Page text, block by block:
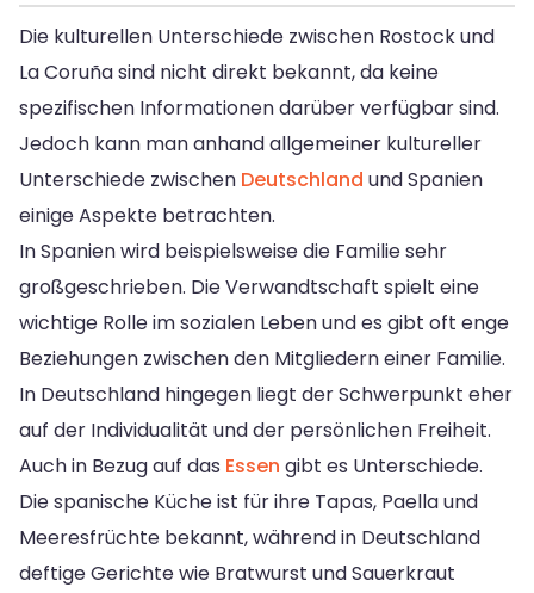
Die kulturellen Unterschiede zwischen Rostock und
La Coruña sind nicht direkt bekannt, da keine
spezifischen Informationen darüber verfügbar sind.
Jedoch kann man anhand allgemeiner kultureller
Unterschiede zwischen Deutschland und Spanien
einige Aspekte betrachten.
In Spanien wird beispielsweise die Familie sehr
großgeschrieben. Die Verwandtschaft spielt eine
wichtige Rolle im sozialen Leben und es gibt oft enge
Beziehungen zwischen den Mitgliedern einer Familie.
In Deutschland hingegen liegt der Schwerpunkt eher
auf der Individualität und der persönlichen Freiheit.
Auch in Bezug auf das Essen gibt es Unterschiede.
Die spanische Küche ist für ihre Tapas, Paella und
Meeresfrüchte bekannt, während in Deutschland
deftige Gerichte wie Bratwurst und Sauerkraut